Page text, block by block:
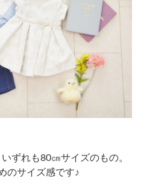
ずれも80㎝サイズのもの。
のサイズ感です♪